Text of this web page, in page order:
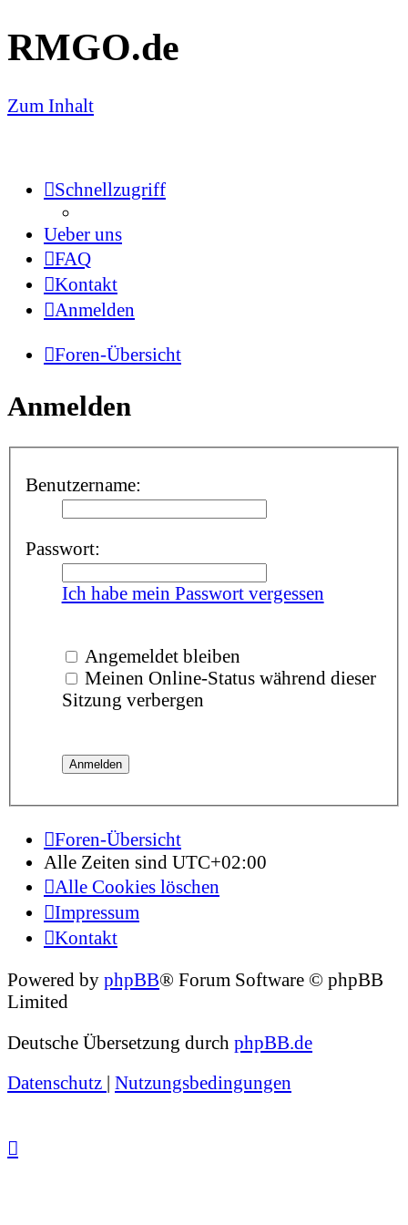
RMGO.de
Zum Inhalt
Schnellzugriff
Ueber uns
FAQ
Kontakt
Anmelden
Foren-Übersicht
Anmelden
Benutzername:
Passwort:
Ich habe mein Passwort vergessen
Angemeldet bleiben
Meinen Online-Status während dieser
Sitzung verbergen
Foren-Übersicht
Alle Zeiten sind UTC+02:00
Alle Cookies löschen
Impressum
Kontakt
Powered by phpBB® Forum Software © phpBB
Limited
Deutsche Übersetzung durch phpBB.de
Datenschutz | Nutzungsbedingungen